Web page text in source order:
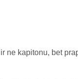
ne kapitonu, bet